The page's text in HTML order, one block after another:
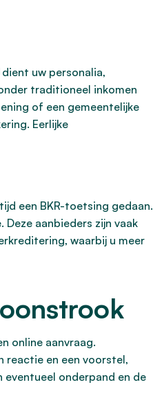
uw personalia,
traditioneel inkomen
of een gemeentelijke
Eerlijke
een BKR-toetsing gedaan.
aanbieders zijn vaak
waarbij u meer
online aanvraag.
reactie en een voorstel,
onderpand en de